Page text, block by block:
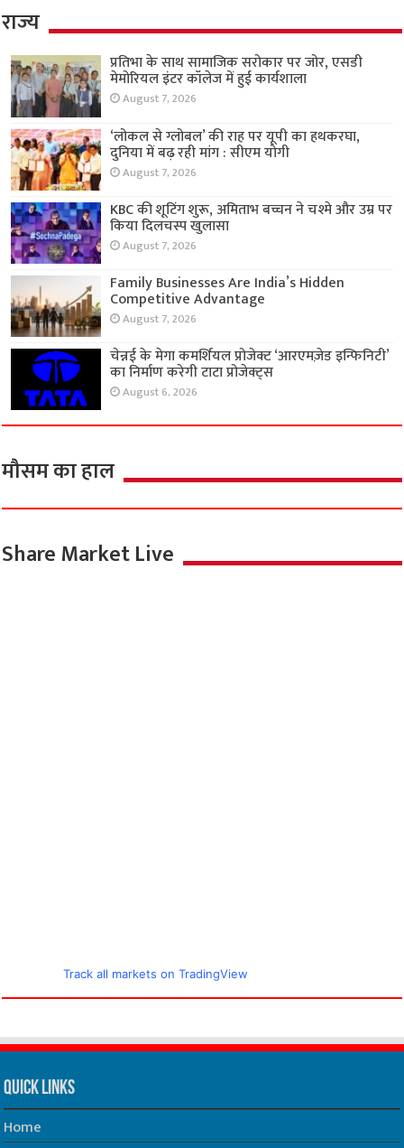
राज्य
प्रतिभा के साथ सामाजिक सरोकार पर जोर, एसडी
मेमोरियल इंटर कॉलेज में हुई कार्यशाला
August 7, 2026
‘लोकल से ग्लोबल’ की राह पर यूपी का हथकरघा,
दुनिया में बढ़ रही मांग : सीएम योगी
August 7, 2026
KBC की शूटिंग शुरू, अमिताभ बच्चन ने चश्मे और उम्र पर
किया दिलचस्प खुलासा
August 7, 2026
Family Businesses Are India’s Hidden
Competitive Advantage
August 7, 2026
चेन्नई के मेगा कमर्शियल प्रोजेक्ट ‘आरएमज़ेड इन्फिनिटी’
का निर्माण करेगी टाटा प्रोजेक्ट्स
August 6, 2026
मौसम का हाल
Share Market Live
Track all markets on TradingView
Quick Links
Home